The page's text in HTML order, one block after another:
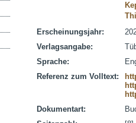
Erscheinungsjahr:
Verlagsangabe:
Sprache:
Referenz zum Volltext:
Dokumentart: